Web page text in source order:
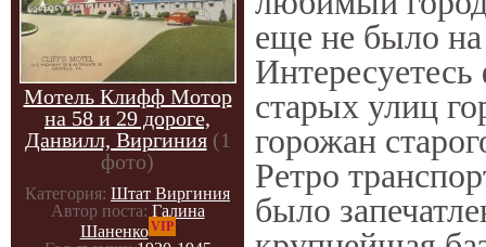
Мотель Клифф Мотор
на 58 и 29 дороге,
Данвилл, Виргиния (1
фото)
Категория: Штат Виргиния
Автор поста: Галина
ШаненкоVIP
еще не было на
Интересуетесь
старых улиц
горожан
Ретро
было